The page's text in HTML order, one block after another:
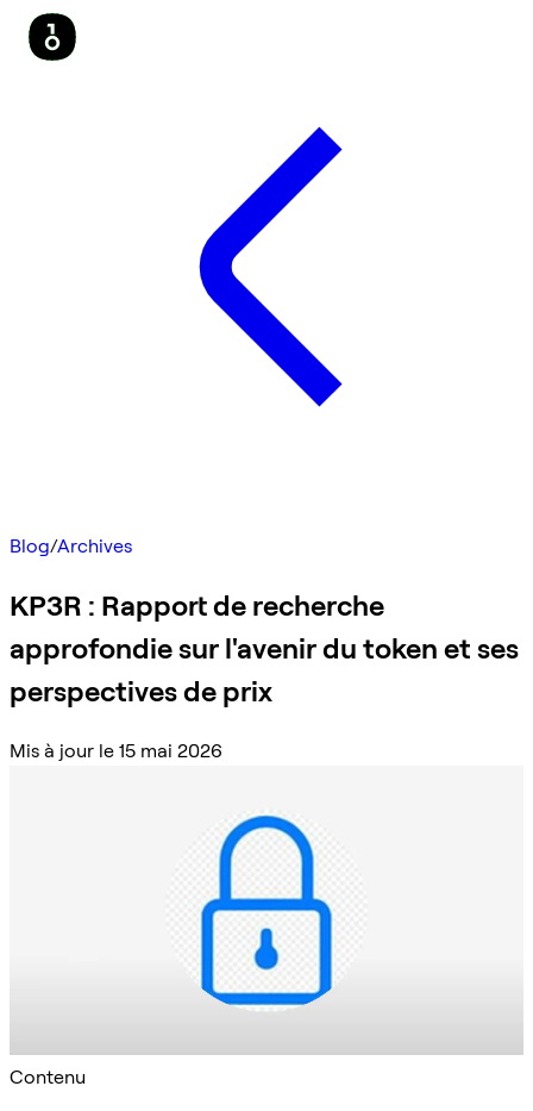
Blog/Archives
KP3R : Rapport de recherche
approfondie sur l'avenir du token et ses
perspectives de prix
Mis à jour le 15 mai 2026
Contenu